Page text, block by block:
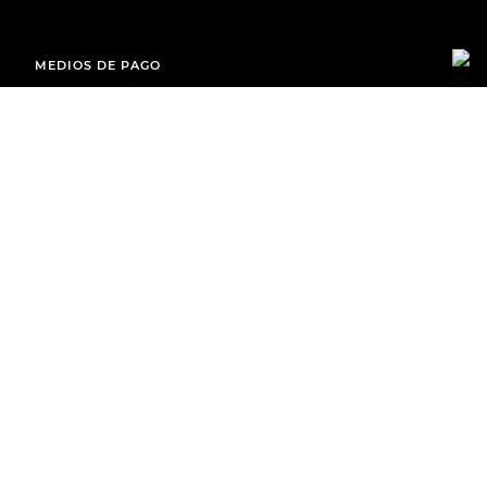
MEDIOS DE PAGO